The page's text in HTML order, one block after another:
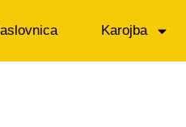
Karojba